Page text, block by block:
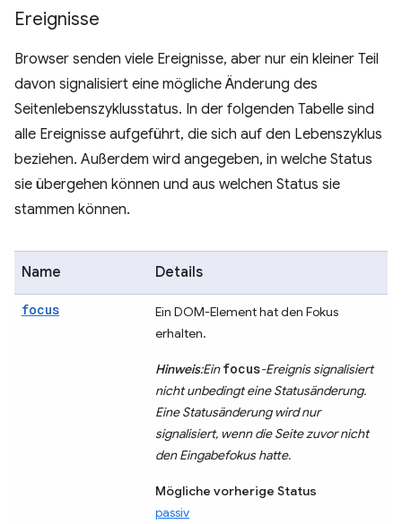
Ereignisse
Browser senden viele Ereignisse, aber nur ein kleiner Teil
davon signalisiert eine mögliche Änderung des
Seitenlebenszyklusstatus. In der folgenden Tabelle sind
alle Ereignisse aufgeführt, die sich auf den Lebenszyklus
beziehen. Außerdem wird angegeben, in welche Status
sie übergehen können und aus welchen Status sie
stammen können.
Name Details
focus
Ein DOM-Element hat den Fokus
erhalten.
Hinweis:Einfocus-Ereignis signalisiert
nicht unbedingt eine Statusänderung.
Eine Statusänderung wird nur
signalisiert, wenn die Seite zuvor nicht
den Eingabefokus hatte.
Mögliche vorherige Status
passiv